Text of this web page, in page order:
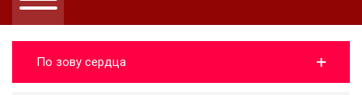
По зову сердца